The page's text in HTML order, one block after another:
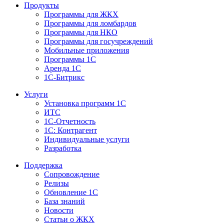
Продукты
Программы для ЖКХ
Программы для ломбардов
Программы для НКО
Программы для госучреждений
Мобильные приложения
Программы 1С
Аренда 1С
1С-Битрикс
Услуги
Установка программ 1С
ИТС
1С-Отчетность
1С: Контрагент
Индивидуальные услуги
Разработка
Поддержка
Сопровождение
Релизы
Обновление 1С
База знаний
Новости
Статьи о ЖКХ